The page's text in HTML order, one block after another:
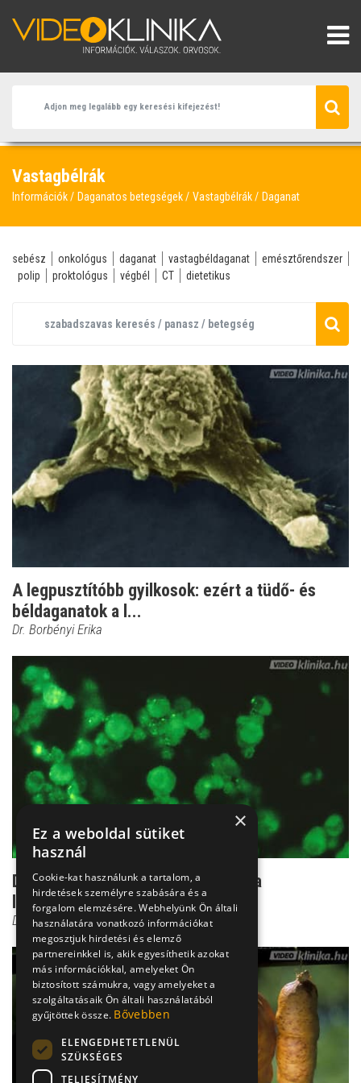
Vastagbélrák
Információk Daganatos betegségek Vastagbélrák Daganat
sebész onkológus daganat vastagbéldaganat
emésztőrendszer
polip
proktológus végbél CT dietetikus
A legpusztítóbb gyilkosok: ezért a tüdő- és
béldaganatok a l...
Dr. Borbényi Erika
Dr. Kovács: Ezek a tumorok nőnek a
legnagyobbra
Dr. Kovács János Balázs
×
Ez a weboldal sütiket
használ
Cookie-kat használunk a tartalom, a
hirdetések személyre szabására és a
forgalom elemzésére. Webhelyünk Ön általi
használatára vonatkozó információkat
megosztjuk hirdetési és elemző
partnereinkkel is, akik egyesíthetik azokat
más információkkal, amelyeket Ön
biztosított számukra, vagy amelyeket a
szolgáltatásaik Ön általi használatából
gyűjtöttek össze. Bővebben
ELENGEDHETETLENÜL
SZÜKSÉGES
TELJESÍTMÉNY